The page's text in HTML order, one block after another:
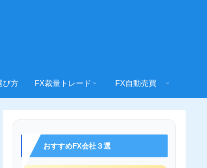
び方 FX裁量トレード FX自動売買
おすすめFX会社３選